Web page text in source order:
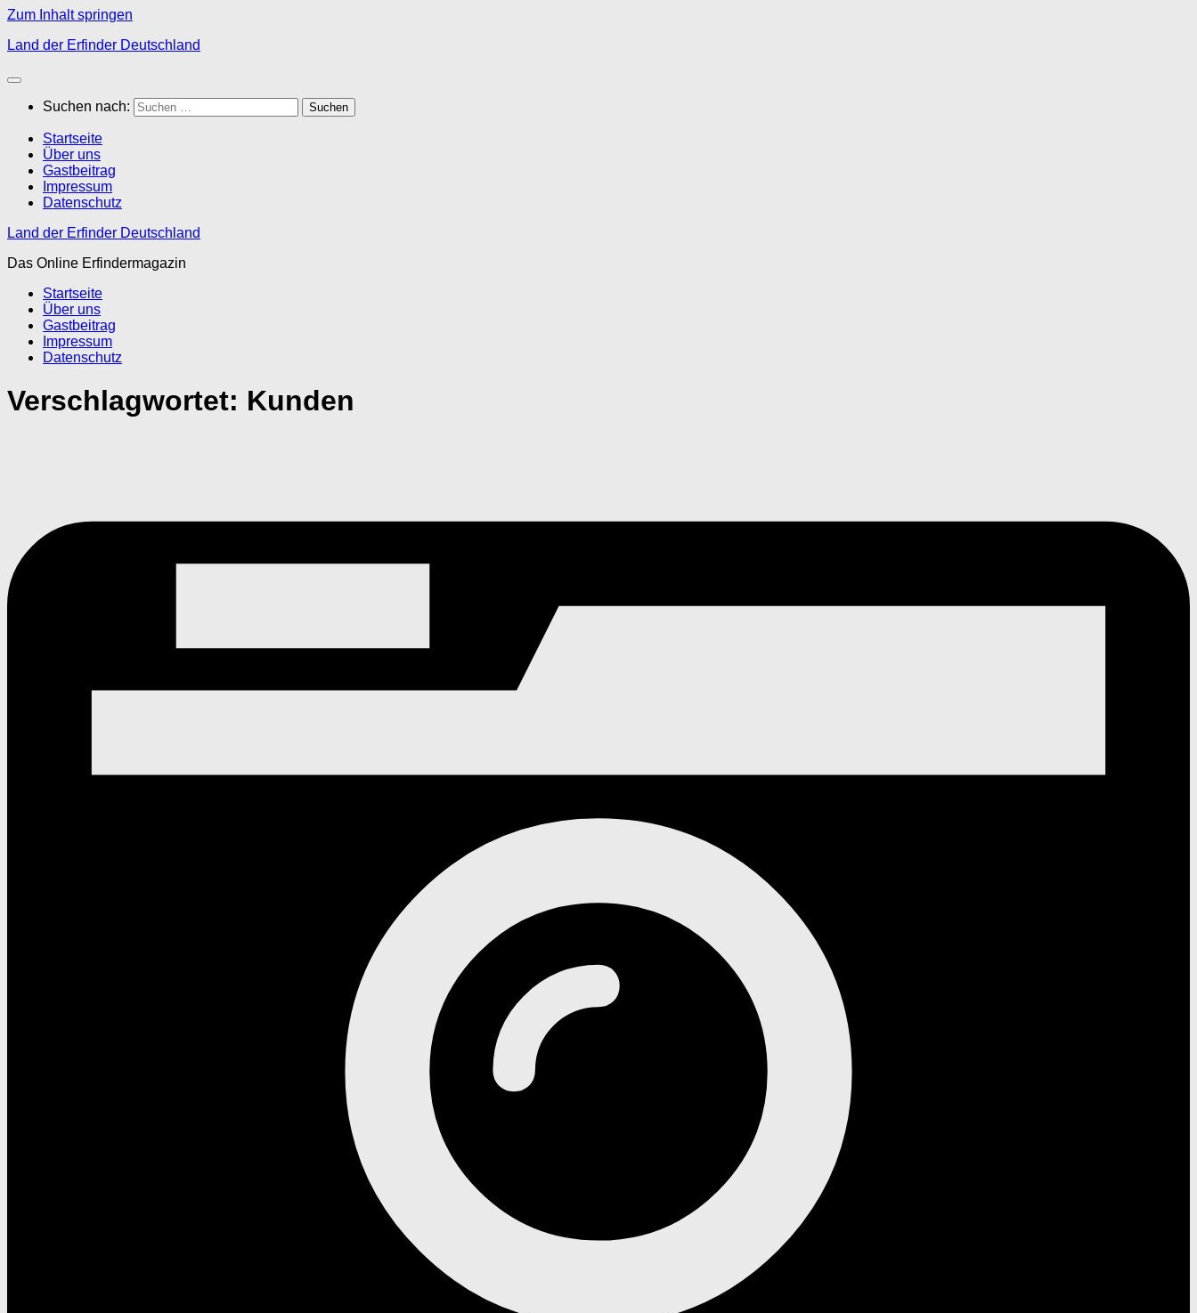
Zum Inhalt springen
Land der Erfinder Deutschland
Suchen nach:
Startseite
Über uns
Gastbeitrag
Impressum
Datenschutz
Land der Erfinder Deutschland
Das Online Erfindermagazin
Startseite
Über uns
Gastbeitrag
Impressum
Datenschutz
Verschlagwortet: Kunden